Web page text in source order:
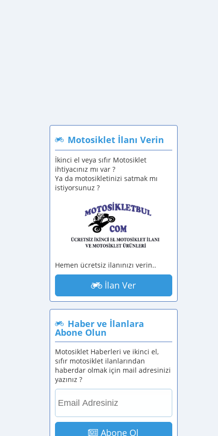
Motosiklet İlanı Verin
İkinci el veya sıfır Motosiklet
ihtiyacınız mı var ?
Ya da motosikletinizi satmak mı
istiyorsunuz ?
Hemen ücretsiz ilanınızı verin..
İlan Ver
Haber ve İlanlara
Abone Olun
Motosiklet Haberleri ve ikinci el,
sıfır motosiklet ilanlarından
haberdar olmak için mail adresinizi
yazınız ?
Abone Ol